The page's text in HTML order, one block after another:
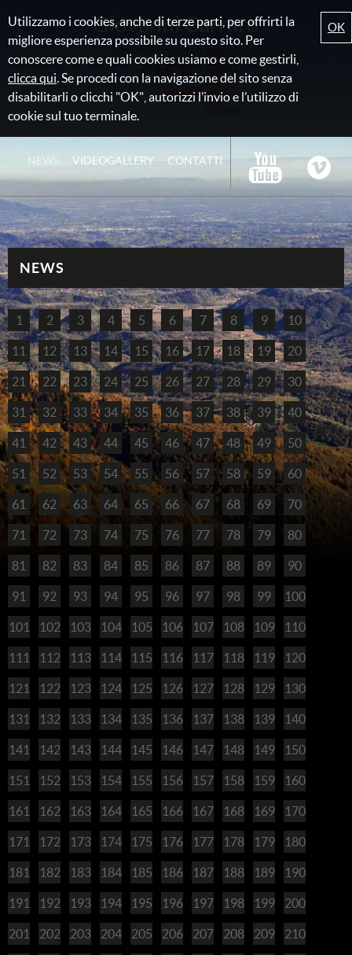
Utilizzamo i cookies, anche di terze parti, per offrirti la
migliore esperienza possibile su questo sito. Per
conoscere come e quali cookies usiamo e come gestirli,
clicca qui. Se procedi con la navigazione del sito senza
disabilitarli o clicchi "OK", autorizzi l’invio e l’utilizzo di
cookie sul tuo terminale.
OK
Giovanni Carraro
NEWS VIDEOGALLERY CONTATTI
NEWS
1 2 3 4 5 6 7 8 9 10
11 12 13 14 15 16 17 18 19 20
21 22 23 24 25 26 27 28 29 30
31 32 33 34 35 36 37 38 39 40
41 42 43 44 45 46 47 48 49 50
51 52 53 54 55 56 57 58 59 60
61 62 63 64 65 66 67 68 69 70
71 72 73 74 75 76 77 78 79 80
81 82 83 84 85 86 87 88 89 90
91 92 93 94 95 96 97 98 99 100
101 102 103 104 105 106 107 108 109 110
111 112 113 114 115 116 117 118 119 120
121 122 123 124 125 126 127 128 129 130
131 132 133 134 135 136 137 138 139 140
141 142 143 144 145 146 147 148 149 150
151 152 153 154 155 156 157 158 159 160
161 162 163 164 165 166 167 168 169 170
171 172 173 174 175 176 177 178 179 180
181 182 183 184 185 186 187 188 189 190
191 192 193 194 195 196 197 198 199 200
201 202 203 204 205 206 207 208 209 210